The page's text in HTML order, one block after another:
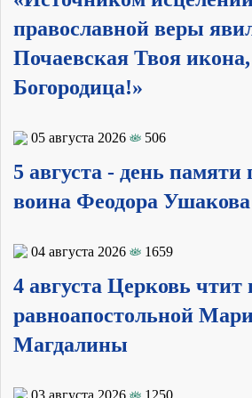
православной веры
Почаевская Твоя икона,
Богородица!»
05 августа 2026 506
5 августа - день памяти
воина Феодора Ушакова
04 августа 2026 1659
4 августа Церковь чтит
равноапостольной
Магдалины
03 августа 2026 1250